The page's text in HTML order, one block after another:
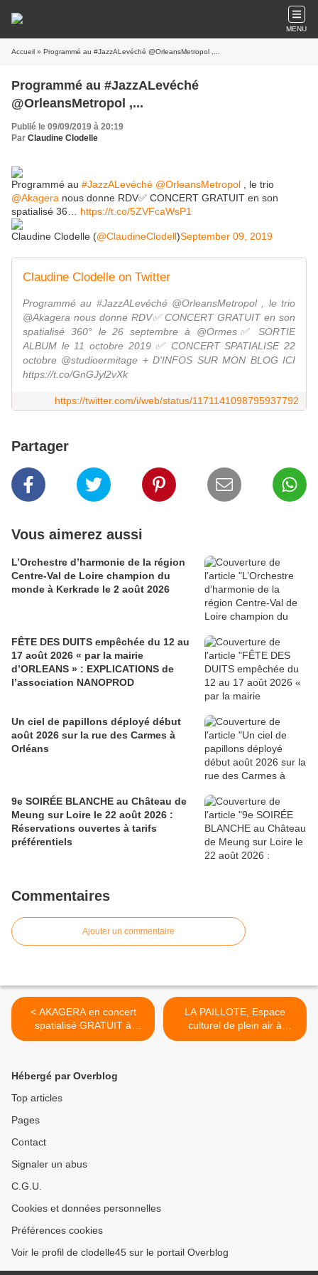
MENU
Accueil » Programmé au #JazzALevéché @OrleansMetropol ,...
Programmé au #JazzALevéché
@OrleansMetropol ,...
Publié le 09/09/2019 à 20:19
Par Claudine Clodelle
Programmé au #JazzALevéché @OrleansMetropol , le trio
@Akagera nous donne RDV✅ CONCERT GRATUIT en son
spatialisé 36… https://t.co/5ZVFcaWsP1
Claudine Clodelle (@ClaudineClodell)September 09, 2019
Claudine Clodelle on Twitter
Programmé au #JazzALevéché @OrleansMetropol , le trio
@Akagera nous donne RDV✅ CONCERT GRATUIT en son
spatialisé 360° le 26 septembre à @Ormes✅ SORTIE
ALBUM le 11 octobre 2019 ✅ CONCERT SPATIALISE 22
octobre @studioermitage + D'INFOS SUR MON BLOG ICI
https://t.co/GnGJyl2vXk
https://twitter.com/i/web/status/1171141098795937792
Partager
Vous aimerez aussi
L’Orchestre d’harmonie de la région
Centre-Val de Loire champion du
monde à Kerkrade le 2 août 2026
FÊTE DES DUITS empêchée du 12 au
17 août 2026 « par la mairie
d’ORLEANS » : EXPLICATIONS de
l’association NANOPROD
Un ciel de papillons déployé début
août 2026 sur la rue des Carmes à
Orléans
9e SOIRÉE BLANCHE au Château de
Meung sur Loire le 22 août 2026 :
Réservations ouvertes à tarifs
préférentiels
Commentaires
Ajouter un commentaire
< AKAGERA en concert
spatialisé GRATUIT à
ORMES le 26 septembre à
LA PAILLOTE, Espace
culturel de plein air à
Orléans :
Hébergé par Overblog
Top articles
Pages
Contact
Signaler un abus
C.G.U.
Cookies et données personnelles
Préférences cookies
Voir le profil de clodelle45 sur le portail Overblog